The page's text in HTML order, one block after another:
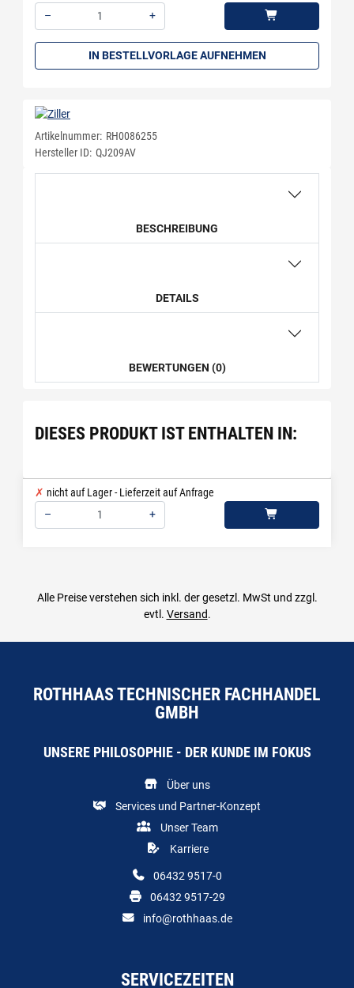
–
+
IN BESTELLVORLAGE AUFNEHMEN
Artikelnummer: RH0086255
Hersteller ID: QJ209AV
BESCHREIBUNG
DETAILS
BEWERTUNGEN (0)
DIESES PRODUKT IST ENTHALTEN IN:
nicht auf Lager - Lieferzeit auf Anfrage
–
+
Alle Preise verstehen sich inkl. der gesetzl. MwSt und zzgl.
evtl. Versand.
ROTHHAAS TECHNISCHER FACHHANDEL
GMBH
UNSERE PHILOSOPHIE - DER KUNDE IM FOKUS
Über uns
Services und Partner-Konzept
Unser Team
Karriere
06432 9517-0
06432 9517-29
info@rothhaas.de
SERVICEZEITEN